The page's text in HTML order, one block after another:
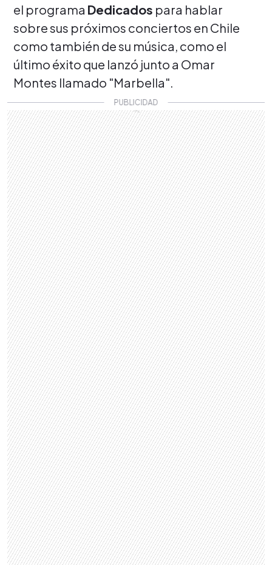
el programa Dedicados para hablar
sobre sus próximos conciertos en Chile
como también de su música, como el
último éxito que lanzó junto a Omar
Montes llamado "Marbella".